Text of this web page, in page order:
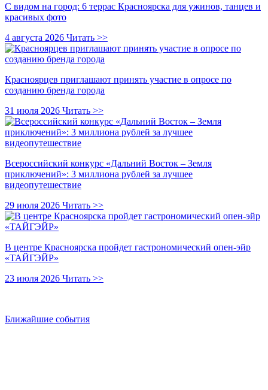
С видом на город: 6 террас Красноярска для ужинов, танцев и
красивых фото
4 августа 2026 Читать >>
Красноярцев приглашают принять участие в опросе по
созданию бренда города
31 июля 2026 Читать >>
Всероссийский конкурс «Дальний Восток – Земля
приключений»: 3 миллиона рублей за лучшее
видеопутешествие
29 июля 2026 Читать >>
В центре Красноярска пройдет гастрономический опен-эйр
«ТАЙГЭЙР»
23 июля 2026 Читать >>
Ближайшие события